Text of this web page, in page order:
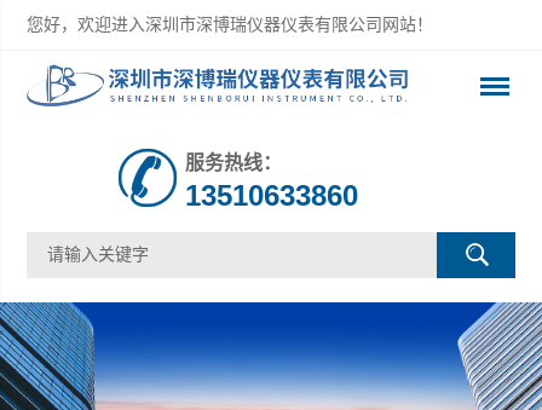
您好，欢迎进入深圳市深博瑞仪器仪表有限公司网站！
服务热线：
13510633860